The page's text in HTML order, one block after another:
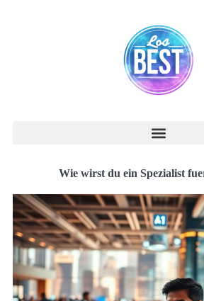
Wie wirst du ein Spezialist